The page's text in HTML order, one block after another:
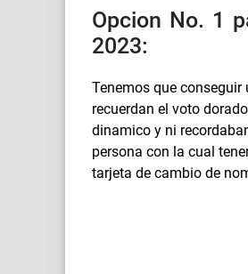
Opcion No. 1
2023:
Tenemos que
recuerdan el voto
dinamico y ni
persona con la cual
tarjeta de cambio de